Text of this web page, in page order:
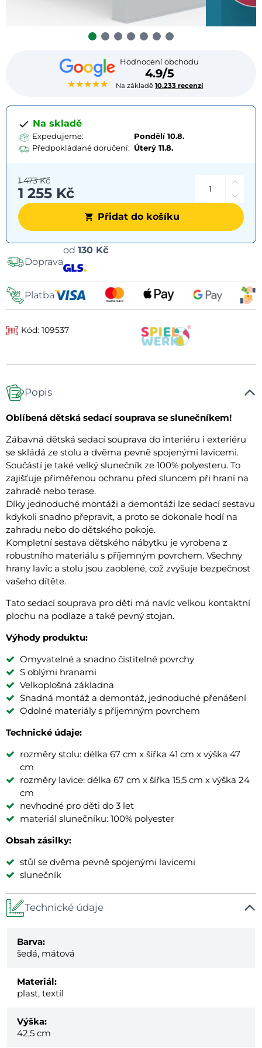
★★★★★
Hodnocení obchodu
4.9/5
Na základě10.233 recenzí
Na skladě
Expedujeme:
Pondělí 10.8.
Předpokládané doručení: Úterý 11.8.
1 255 Kč
1 473 Kč
Přidat do košíku
Doprava
od 130 Kč
Platba
Kód: 109537
Popis
Oblíbená dětská sedací souprava se slunečníkem!
Zábavná dětská sedací souprava do interiéru i exteriéru
se skládá ze stolu a dvěma pevně spojenými lavicemi.
Součástí je také velký slunečník ze 100% polyesteru. To
zajišťuje přiměřenou ochranu před sluncem při hraní na
zahradě nebo terase.
Díky jednoduché montáži a demontáži lze sedací sestavu
kdykoli snadno přepravit, a proto se dokonale hodí na
zahradu nebo do dětského pokoje.
Kompletní sestava dětského nábytku je vyrobena z
robustního materiálu s příjemným povrchem. Všechny
hrany lavic a stolu jsou zaoblené, což zvyšuje bezpečnost
vašeho dítěte.
Tato sedací souprava pro děti má navíc velkou kontaktní
plochu na podlaze a také pevný stojan.
Výhody produktu:
Omyvatelné a snadno čistitelné povrchy
S oblými hranami
Velkoplošná základna
Snadná montáž a demontáž, jednoduché přenášení
Odolné materiály s příjemným povrchem
Technické údaje:
rozměry stolu: délka 67 cm x šířka 41 cm x výška 47
cm
rozměry lavice: délka 67 cm x šířka 15,5 cm x výška 24
cm
nevhodné pro děti do 3 let
materiál slunečníku: 100% polyester
Obsah zásilky:
stůl se dvěma pevně spojenými lavicemi
slunečník
Technické údaje
Barva:
šedá, mátová
Materiál:
plast, textil
Výška:
42,5 cm